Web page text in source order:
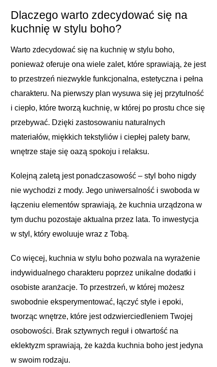
Dlaczego warto zdecydować się na
kuchnię w stylu boho?
Warto zdecydować się na kuchnię w stylu boho,
ponieważ oferuje ona wiele zalet, które sprawiają, że jest
to przestrzeń niezwykle funkcjonalna, estetyczna i pełna
charakteru. Na pierwszy plan wysuwa się jej przytulność
i ciepło, które tworzą kuchnię, w której po prostu chce się
przebywać. Dzięki zastosowaniu naturalnych
materiałów, miękkich tekstyliów i ciepłej palety barw,
wnętrze staje się oazą spokoju i relaksu.
Kolejną zaletą jest ponadczasowość – styl boho nigdy
nie wychodzi z mody. Jego uniwersalność i swoboda w
łączeniu elementów sprawiają, że kuchnia urządzona w
tym duchu pozostaje aktualna przez lata. To inwestycja
w styl, który ewoluuje wraz z Tobą.
Co więcej, kuchnia w stylu boho pozwala na wyrażenie
indywidualnego charakteru poprzez unikalne dodatki i
osobiste aranżacje. To przestrzeń, w której możesz
swobodnie eksperymentować, łączyć style i epoki,
tworząc wnętrze, które jest odzwierciedleniem Twojej
osobowości. Brak sztywnych reguł i otwartość na
eklektyzm sprawiają, że każda kuchnia boho jest jedyna
w swoim rodzaju.